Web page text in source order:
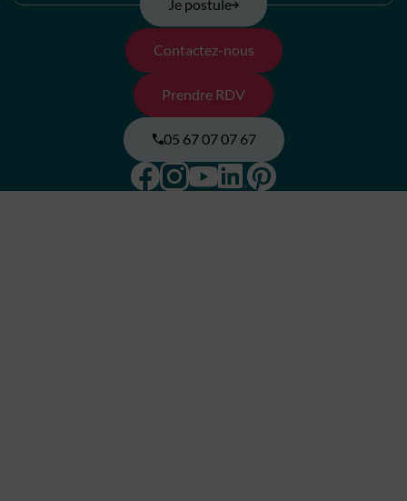
Je postule
Contactez-nous
Prendre RDV
05 67 07 07 67
FacebookInstagram
YoutubeLinkedinPinterest